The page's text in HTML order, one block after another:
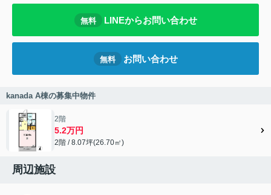
無料 LINEからお問い合わせ
無料 お問い合わせ
kanada A棟の募集中物件
2階
5.2万円
2階 / 8.07坪(26.70㎡)
周辺施設